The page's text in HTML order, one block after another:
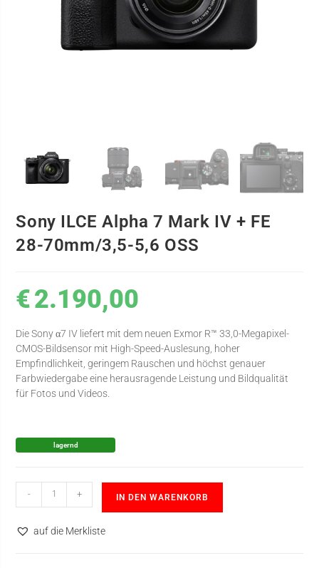
Sony ILCE Alpha 7 Mark IV + FE
28-70mm/3,5-5,6 OSS
€2.190,00
Die Sony α7 IV liefert mit dem neuen Exmor R™ 33,0-Megapixel-
CMOS-Bildsensor mit High-Speed-Auslesung, hoher
Empfindlichkeit, geringem Rauschen und höchst genauer
Farbwiedergabe eine herausragende Leistung und Bildqualität
für Fotos und Videos.
lagernd
- + IN DEN WARENKORB
auf die Merkliste